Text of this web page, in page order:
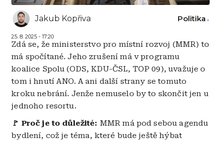
Jakub Kopřiva
25. 8. 2025 - 17:20
Politika
Zdá se, že ministerstvo pro místní rozvoj (MMR) to
má spočítané. Jeho zrušení má v programu
koalice Spolu (ODS, KDU-ČSL, TOP 09), uvažuje o
tom i hnutí ANO. A ani další strany se tomuto
kroku nebrání. Jenže nemuselo by to skončit jen u
jednoho resortu.
🚩 Proč je to důležité: MMR má pod sebou agendu
bydlení, což je téma, které bude ještě hýbat